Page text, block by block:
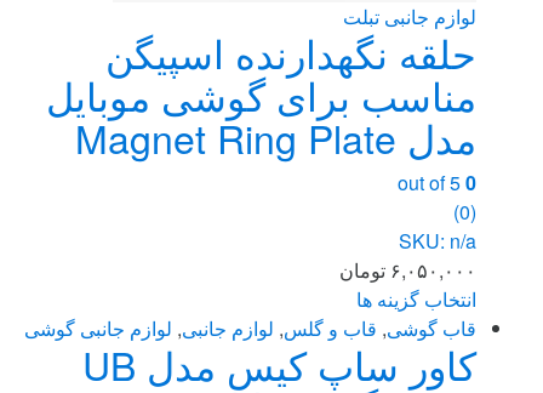
لوازم جانبی تبلت
حلقه نگهدارنده اسپیگن
مناسب برای گوشی موبایل
مدل Magnet Ring Plate
0
(0)
SKU: n/a
۶,۰۵۰,۰۰۰ تومان
انتخاب گزینه ها
این
محصول
دارای
قاب گوشی, قاب و گلس, لوازم جانبی, لوازم جانبی گوشی
کاور ساپ کیس مدل UB